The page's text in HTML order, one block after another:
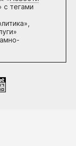
с тегами